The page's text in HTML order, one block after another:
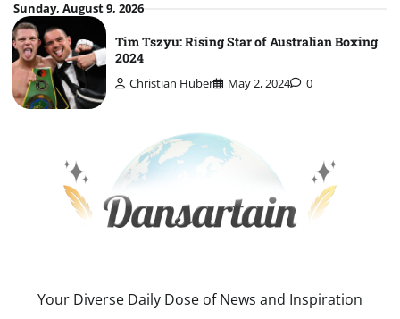
Skip
to
content
Sunday, August 9, 2026
Tim Tszyu: Rising Star of Australian Boxing
2024
Christian Huber May 2, 2024 0
Your Diverse Daily Dose of News and Inspiration